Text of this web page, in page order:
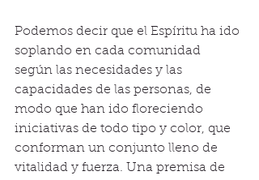
Podemos decir que el Espíritu ha ido
soplando en cada comunidad
según las necesidades y las
capacidades de las personas, de
modo que han ido floreciendo
iniciativas de todo tipo y color, que
conforman un conjunto lleno de
vitalidad y fuerza. Una premisa de